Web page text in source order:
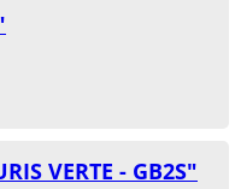
VERTE - GB2S"